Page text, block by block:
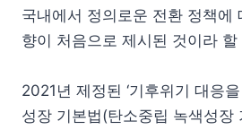
국내에서 정의로운 전환 정책에
향이 처음으로 제시된 것이라 할
2021년 제정된 ‘기후위기 대응
성장 기본법(탄소중립 녹색성장